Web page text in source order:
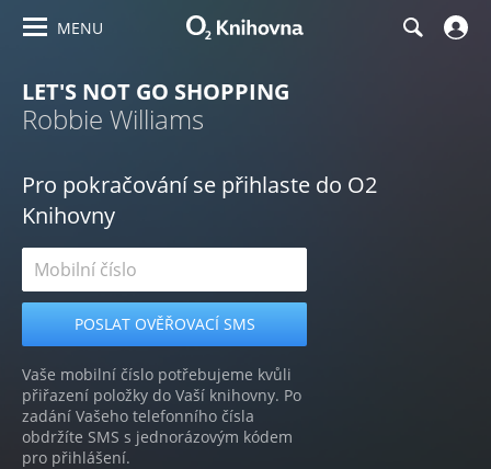
MENU
LET'S NOT GO SHOPPING
Robbie Williams
Pro pokračování se přihlaste do O2
Knihovny
Vaše mobilní číslo potřebujeme kvůli
přiřazení položky do Vaší knihovny. Po
zadání Vašeho telefonního čísla
obdržíte SMS s jednorázovým kódem
pro přihlášení.